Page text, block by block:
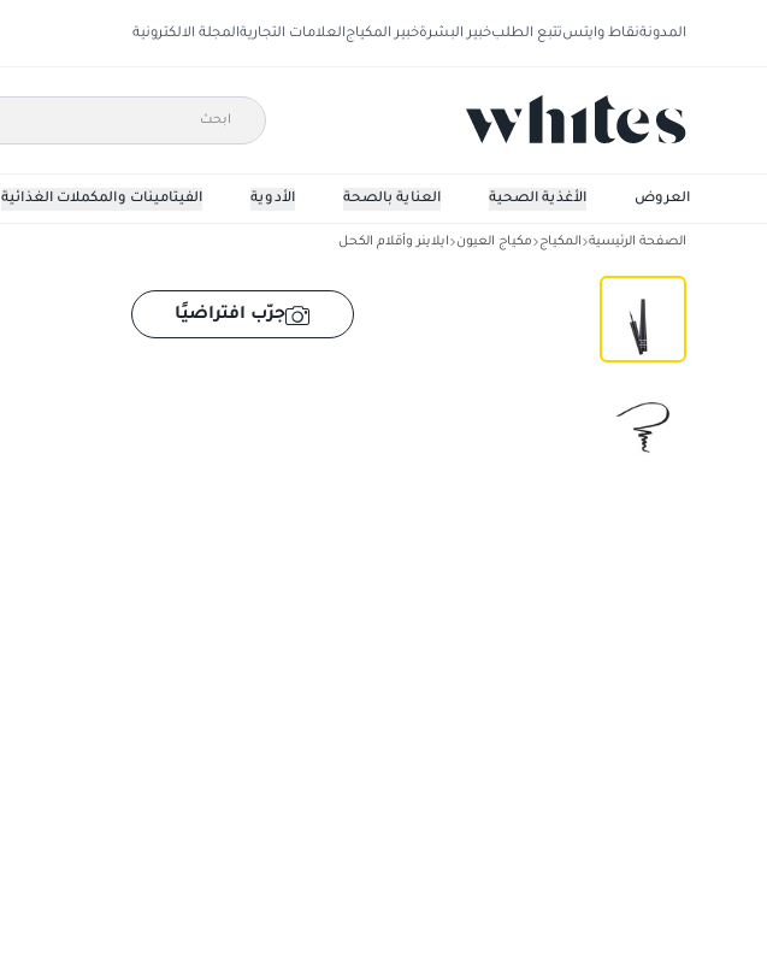
المدونةنقاط وايتستتبع الطلبخبير البشرةخبير المكياجالعلامات التجاريةالمجلة الالكترونية
الفيتامينات والمكملات الغذائية الأدوية العناية بالصحة الأغذية الصحية العروض
الصفحة الرئيسية المكياج مكياج العيون ايلاينر وأقلام الكحل
فلورمار ايلاينر مقاوم للماء - اسود فينيل
جرّب افتراضيًا